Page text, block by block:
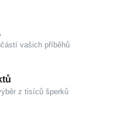
Precizní zpracování
muže, který si potrpí
vašich příběhů
z tisíců šperků